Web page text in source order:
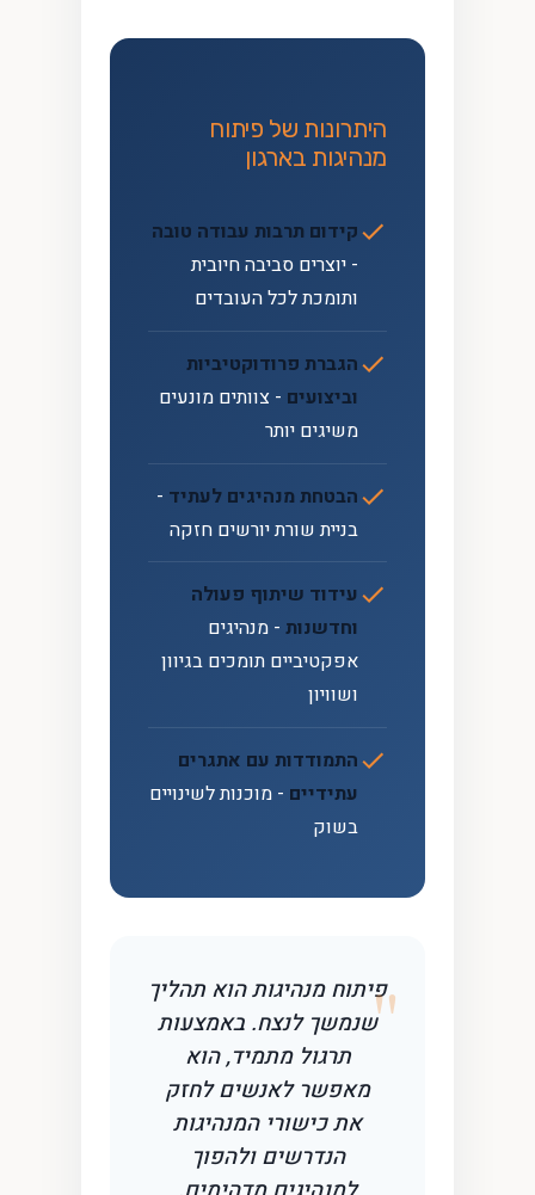
היתרונות של פיתוח
מנהיגות בארגון
קידום תרבות עבודה טובה
- יוצרים סביבה חיובית
ותומכת לכל העובדים
הגברת פרודוקטיביות
וביצועים - צוותים מונעים
משיגים יותר
הבטחת מנהיגים לעתיד -
בניית שורת יורשים חזקה
עידוד שיתוף פעולה
וחדשנות - מנהיגים
אפקטיביים תומכים בגיוון
ושוויון
התמודדות עם אתגרים
עתידיים - מוכנות לשינויים
בשוק
פיתוח מנהיגות הוא תהליך
שנמשך לנצח. באמצעות
תרגול מתמיד, הוא
מאפשר לאנשים לחזק
את כישורי המנהיגות
הנדרשים ולהפוך